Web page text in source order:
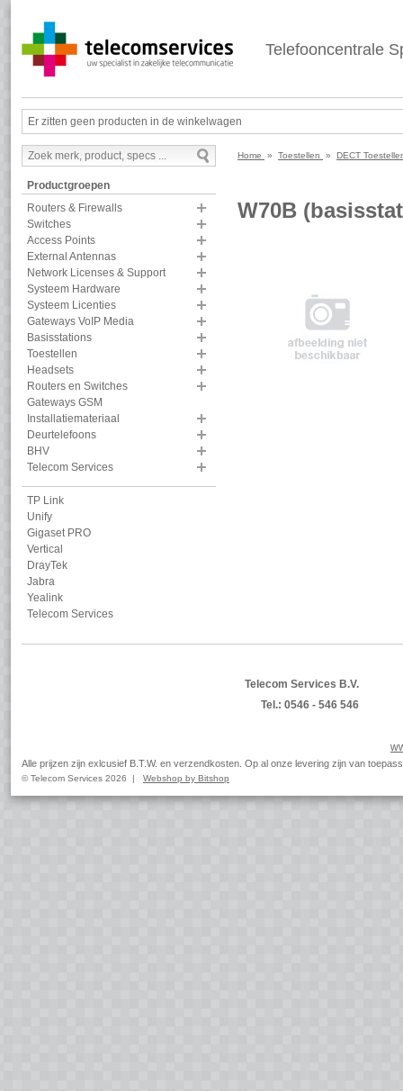
Telefooncentrale
Er zitten geen producten in de winkelwagen
Productgroepen
Routers & Firewalls
Switches
Access Points
External Antennas
Network Licenses & Support
Systeem Hardware
Systeem Licenties
Gateways VoIP Media
Basisstations
Toestellen
Headsets
Routers en Switches
Gateways GSM
Installatiemateriaal
Deurtelefoons
BHV
Telecom Services
TP Link
Unify
Gigaset PRO
Vertical
DrayTek
Jabra
Yealink
Telecom Services
Home » Toestellen » DECT
W70B
Telecom Services B.V.
Tel.: 0546 - 546 546
Alle prijzen zijn exlcusief B.T.W. en verzendkosten. Op al onze levering zijn van
© Telecom Services 2026 | Webshop by Bitshop